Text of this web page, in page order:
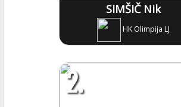
SIMŠIČ Nik
HK Olimpija LJ
2.